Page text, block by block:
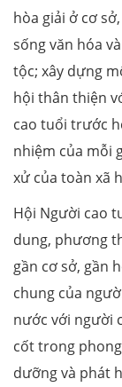
hòa giải ở cơ
sống văn hóa
tộc; xây dựng
hội thân thiện
cao tuổi trước
nhiệm của mỗi
xử của toàn xã
Hội Người cao
dung, phương
gần cơ sở, gần
chung của
nước với người
cốt trong
dưỡng và phát